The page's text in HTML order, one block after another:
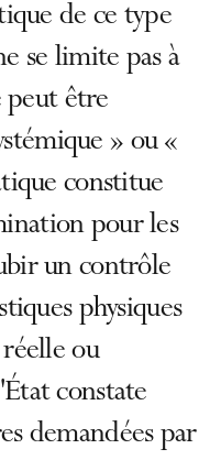
de ce type
se limite pas à
peut être
» ou «
constitue
pour les
un contrôle
physiques
ou
constate
demandées par